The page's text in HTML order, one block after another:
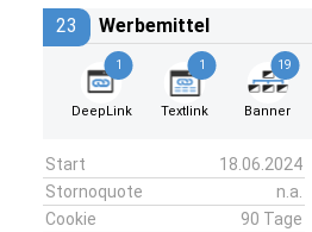
23 Werbemittel
1
DeepLink
1
Textlink
19
Banner
Start
18.06.2024
Stornoquote
n.a.
Cookie
90 Tage